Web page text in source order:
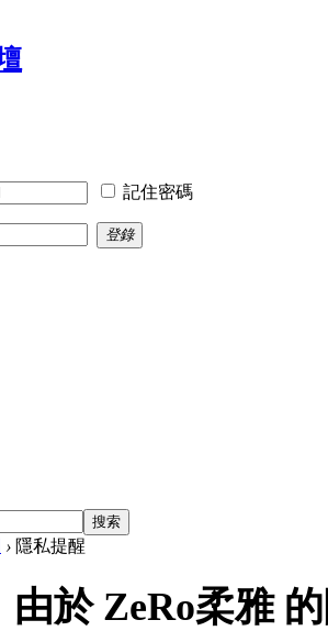
記住密碼
登錄
搜索
› 隱私提醒
由於 ZeRo柔雅